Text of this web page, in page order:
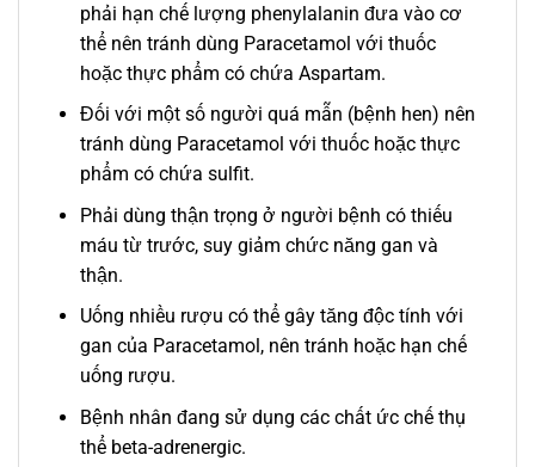
phải hạn chế lượng phenylalanin đưa vào cơ
thể nên tránh dùng Paracetamol với thuốc
hoặc thực phẩm có chứa Aspartam.
Đối với một số người quá mẫn (bệnh hen) nên
tránh dùng Paracetamol với thuốc hoặc thực
phẩm có chứa sulfit.
Phải dùng thận trọng ở người bệnh có thiếu
máu từ trước, suy giảm chức năng gan và
thận.
Uống nhiều rượu có thể gây tăng độc tính với
gan của Paracetamol, nên tránh hoặc hạn chế
uống rượu.
Bệnh nhân đang sử dụng các chất ức chế thụ
thể beta-adrenergic.